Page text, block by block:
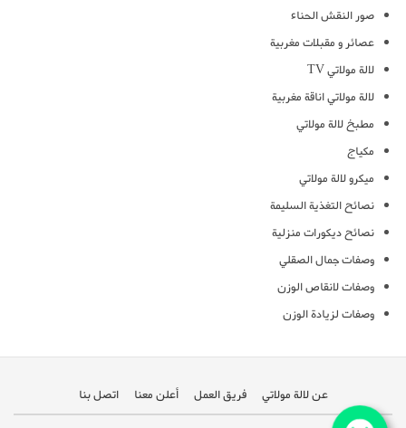
صور النقش الحناء
عصائر و مقبلات مغربية
لالة مولاتي TV
لالة مولاتي اناقة مغربية
مطبخ لالة مولاتي
مكياج
ميكرو لالة مولاتي
نصائح التغذية السليمة
نصائح ديكورات منزلية
وصفات جمال الصقلي
وصفات لانقاص الوزن
وصفات لزيادة الوزن
عن لالة مولاتي فريق العمل أعلن معنا اتصل بنا